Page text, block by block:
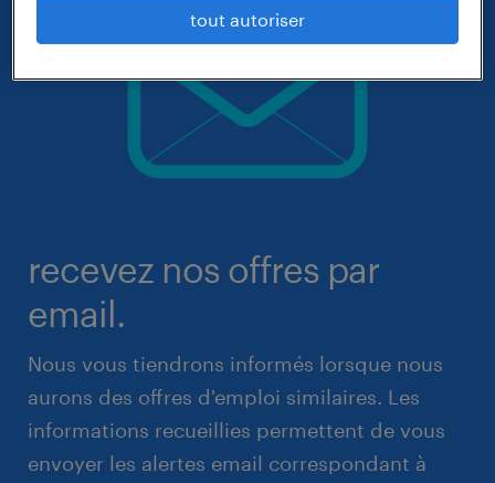
recevez nos offres par
email.
Nous vous tiendrons informés lorsque nous
aurons des offres d'emploi similaires. Les
informations recueillies permettent de vous
envoyer les alertes email correspondant à
tout autoriser